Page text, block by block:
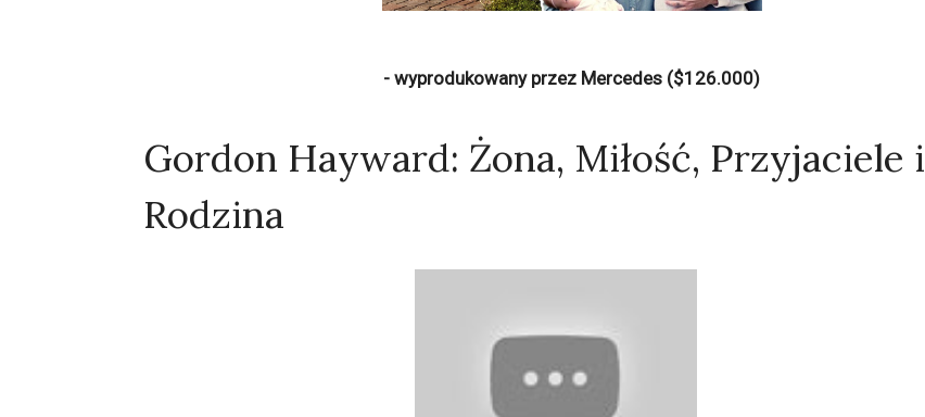
- wyprodukowany przez Mercedes ($126.000)
Gordon Hayward: Żona, Miłość, Przyjaciele i
Rodzina